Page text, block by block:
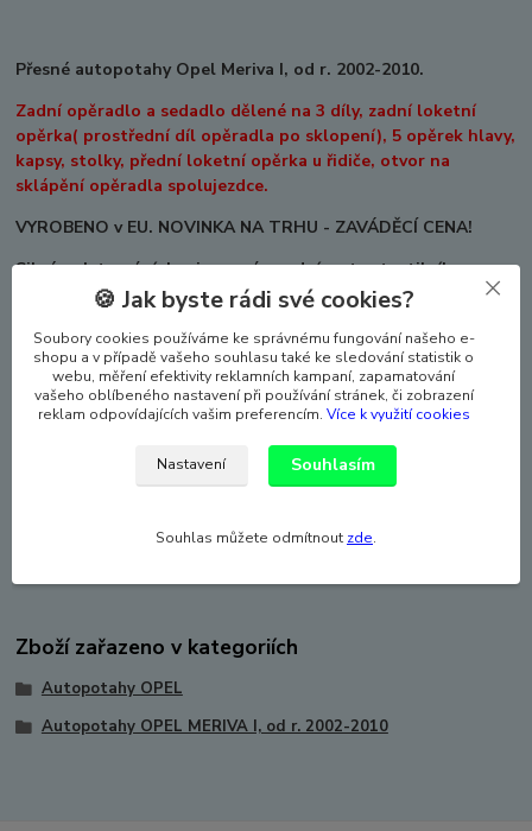
Přesné autopotahy Opel Meriva I, od r. 2002-2010.
Zadní opěradlo a sedadlo dělené na 3 díly, zadní loketní
opěrka( prostřední díl opěradla po sklopení), 5 opěrek hlavy,
kapsy, stolky, přední loketní opěrka u řidiče, otvor na
sklápění opěradla spolujezdce.
VYROBENO v EU. NOVINKA NA TRHU - ZAVÁDĚCÍ CENA!
Silné polstrování, laminovaná spodní vrstva textilního
materiálu.
Potahy lze prát na 30°, velmi snadná montáž.
Autopotahy dokonale pasují i na anatomicky tvarovaných
sedadlech, a laminace autopotahy zpevňuje a zabraňuje
sklouzávání potahů ze sedadel. Sada autopotahů na celé
auto včetně povlaků hlavových opěrek.
Vhodné pro auta s bočními airbagy, ale lze použít i pro auto,
Zboží zařazeno v kategoriích
Autopotahy OPEL
Autopotahy OPEL MERIVA I, od r. 2002-2010
🍪 Jak byste rádi své cookies?
Soubory cookies používáme ke správnému fungování našeho e-
shopu a v případě vašeho souhlasu také ke sledování statistik o
webu, měření efektivity reklamních kampaní, zapamatování
vašeho oblíbeného nastavení při používání stránek, či zobrazení
reklam odpovídajících vašim preferencím. Více k využití cookies
Nastavení Souhlasím
Souhlas můžete odmítnout zde.